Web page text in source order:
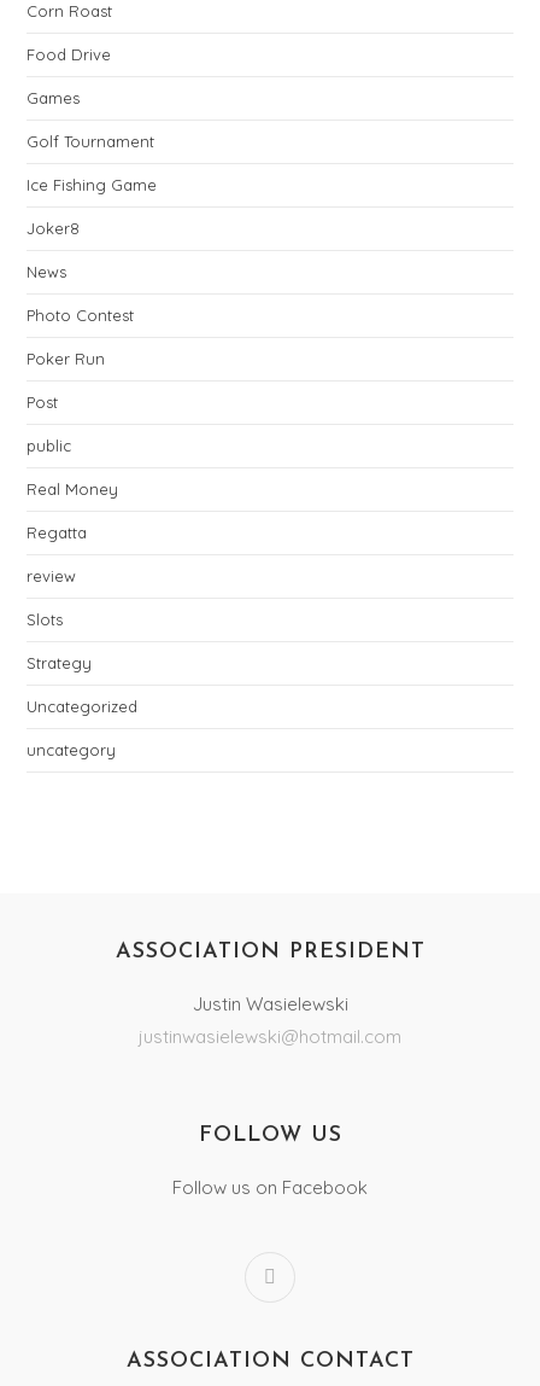
Corn Roast
Food Drive
Games
Golf Tournament
Ice Fishing Game
Joker8
News
Photo Contest
Poker Run
Post
public
Real Money
Regatta
review
Slots
Strategy
Uncategorized
uncategory
ASSOCIATION PRESIDENT
Justin Wasielewski
justinwasielewski@hotmail.com
FOLLOW US
Follow us on Facebook
ASSOCIATION CONTACT